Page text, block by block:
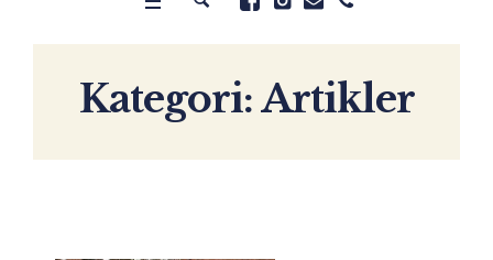
Kategori:Artikler